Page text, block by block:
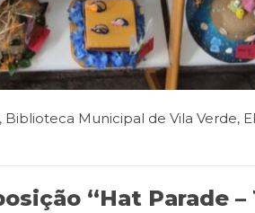
, Biblioteca Municipal de Vila Verde,
“Hat Parade